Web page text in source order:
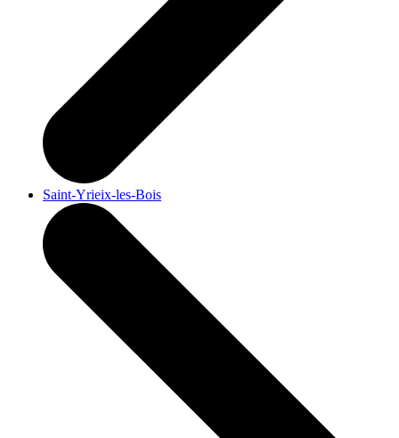
Saint-Yrieix-les-Bois